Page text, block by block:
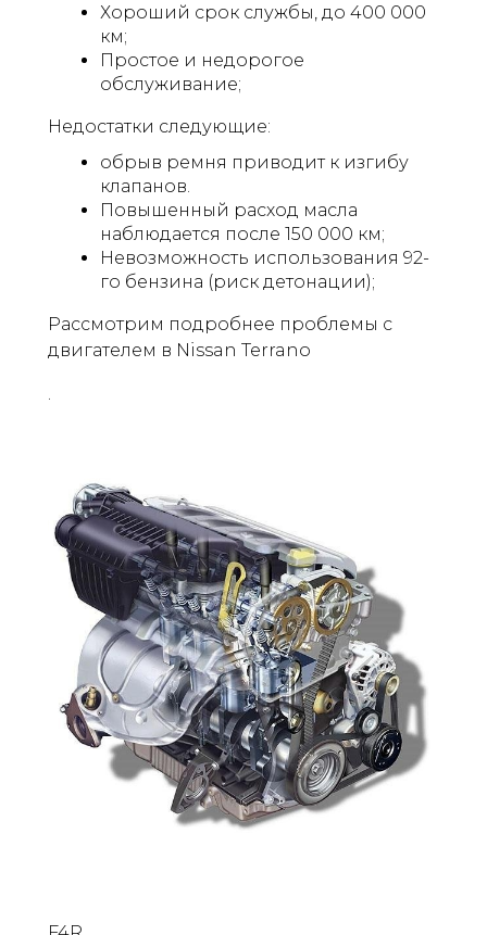
Хороший срок службы, до 400 000
км;
Простое и недорогое
обслуживание;
Недостатки следующие:
обрыв ремня приводит к изгибу
клапанов.
Повышенный расход масла
наблюдается после 150 000 км;
Невозможность использования 92-
го бензина (риск детонации);
Рассмотрим подробнее проблемы с
двигателем в Nissan Terrano
.